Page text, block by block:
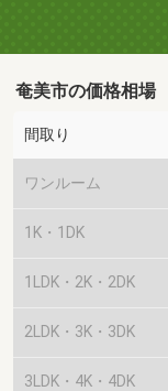
奄美市の価格相場
間取り
ワンルーム
1K・1DK
1LDK・2K・2DK
2LDK・3K・3DK
3LDK・4K・4DK